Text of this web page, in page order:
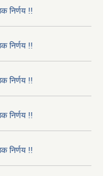
निर्णय !!
निर्णय !!
निर्णय !!
निर्णय !!
निर्णय !!